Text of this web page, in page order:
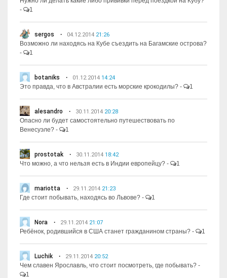
-
1
sergos 04.12.2014 21:26
Возможно ли находясь на Кубе съездить на Багамские острова?
-
1
botaniks 01.12.2014 14:24
Это правда, что в Австралии есть морские крокодилы? - 1
alesandro 30.11.2014 20:28
Опасно ли будет самостоятельно путешествовать по
Венесуэле? - 1
prostotak 30.11.2014 18:42
Что можно, а что нельзя есть в Индии европейцу? - 1
mariotta 29.11.2014 21:23
Где стоит побывать, находясь во Львове? - 1
Nora 29.11.2014 21:07
Ребёнок, родившийся в США станет гражданином страны? - 1
Luchik 29.11.2014 20:52
Чем славен Ярославль, что стоит посмотреть, где побывать? -
1